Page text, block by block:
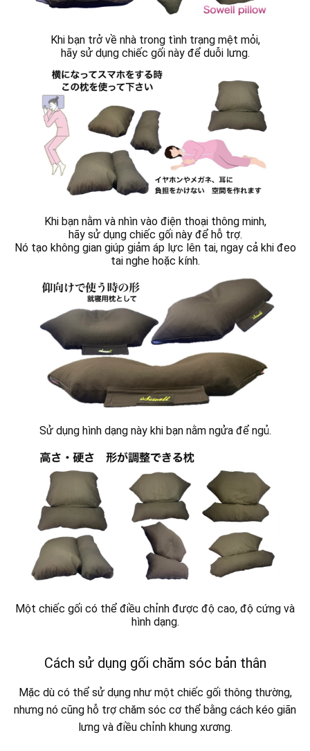
Khi bạn trở về nhà trong tình trạng mệt mỏi,
hãy sử dụng chiếc gối này để duỗi lưng.
Khi bạn nằm và nhìn vào điện thoại thông minh,
hãy sử dụng chiếc gối này để hỗ trợ.
Nó tạo không gian giúp giảm áp lực lên tai, ngay cả khi đeo
tai nghe hoặc kính.
Sử dụng hình dạng này khi bạn nằm ngửa để ngủ.
Một chiếc gối có thể điều chỉnh được độ cao, độ cứng và
hình dạng.
Cách sử dụng gối chăm sóc bản thân
Mặc dù có thể sử dụng như một chiếc gối thông thường,
nhưng nó cũng hỗ trợ chăm sóc cơ thể bằng cách kéo giãn
lưng và điều chỉnh khung xương.